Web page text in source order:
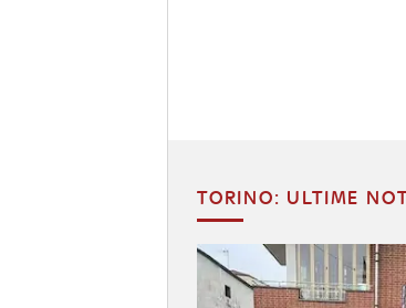
TORINO: ULTIME